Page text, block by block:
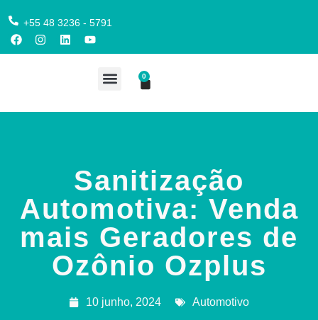
+55 48 3236 - 5791
0
Sanitização
Automotiva: Venda
mais Geradores de
Ozônio Ozplus
10 junho, 2024 Automotivo